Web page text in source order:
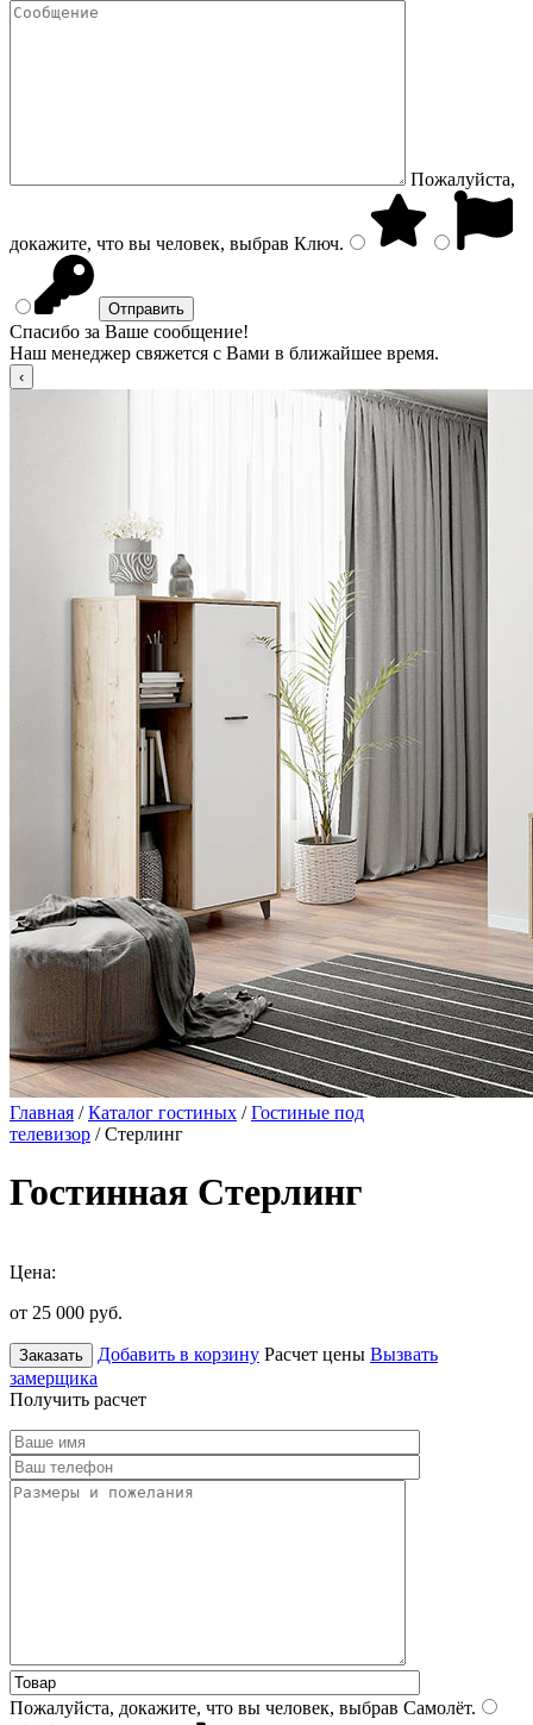
Пожалуйста,
докажите, что вы человек, выбрав Ключ.
Спасибо за Ваше сообщение!
Наш менеджер свяжется с Вами в ближайшее время.
Главная /Каталог гостиных /Гостиные под
телевизор / Стерлинг
Гостинная Стерлинг
Цена:
от 25 000 руб.
Заказать Добавить в корзину Расчет цены Вызвать
замерщика
Получить расчет
Пожалуйста, докажите, что вы человек, выбрав Самолёт.